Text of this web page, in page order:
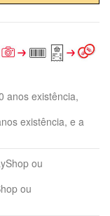
existência, e a
ou